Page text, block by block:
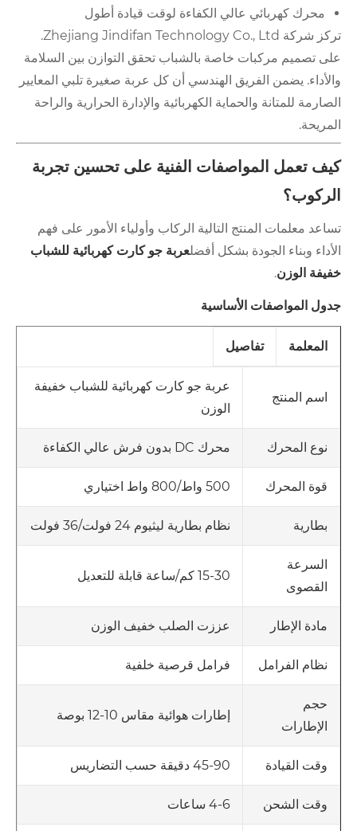
محرك كهربائي عالي الكفاءة لوقت قيادة أطول
تركز شركة Zhejiang Jindifan Technology Co., Ltd.
على تصميم مركبات خاصة بالشباب تحقق التوازن بين السلامة
والأداء. يضمن الفريق الهندسي أن كل عربة صغيرة تلبي المعايير
الصارمة للمتانة والحماية الكهربائية والإدارة الحرارية والراحة
المريحة.
كيف تعمل المواصفات الفنية على تحسين تجربة
الركوب؟
تساعد معلمات المنتج التالية الركاب وأولياء الأمور على فهم
الأداء وبناء الجودة بشكل أفضلعربة جو كارت كهربائية للشباب
خفيفة الوزن.
جدول المواصفات الأساسية
المعلمة تفاصيل
اسم المنتج
عربة جو كارت كهربائية للشباب خفيفة
الوزن
نوع المحرك محرك DC بدون فرش عالي الكفاءة
قوة المحرك 500 واط/800 واط اختياري
بطارية نظام بطارية ليثيوم 24 فولت/36 فولت
السرعة
القصوى
15-30 كم/ساعة قابلة للتعديل
مادة الإطار عززت الصلب خفيف الوزن
نظام الفرامل فرامل قرصية خلفية
حجم
الإطارات
إطارات هوائية مقاس 10-12 بوصة
وقت القيادة 45-90 دقيقة حسب التضاريس
وقت الشحن 4-6 ساعات